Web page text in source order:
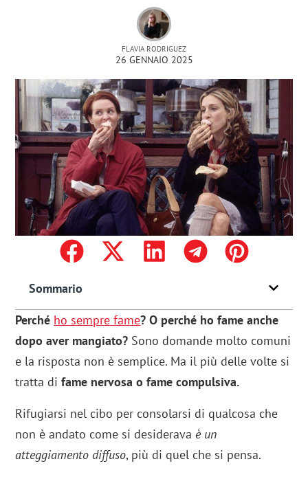
FLAVIA RODRIGUEZ
26 GENNAIO 2025
Sommario
Perché ho sempre fame? O perché ho fame anche
dopo aver mangiato? Sono domande molto comuni
e la risposta non è semplice. Ma il più delle volte si
tratta di fame nervosa o fame compulsiva.
Rifugiarsi nel cibo per consolarsi di qualcosa che
non è andato come si desiderava è un
atteggiamento diffuso, più di quel che si pensa.